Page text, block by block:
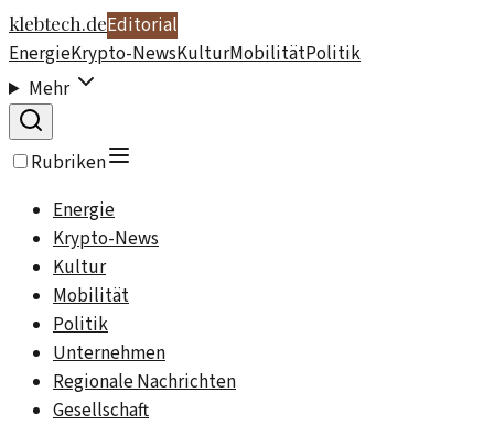
klebtech.deEditorial
EnergieKrypto-NewsKulturMobilitätPolitik
Mehr
Rubriken
Energie
Krypto-News
Kultur
Mobilität
Politik
Unternehmen
Regionale Nachrichten
Gesellschaft